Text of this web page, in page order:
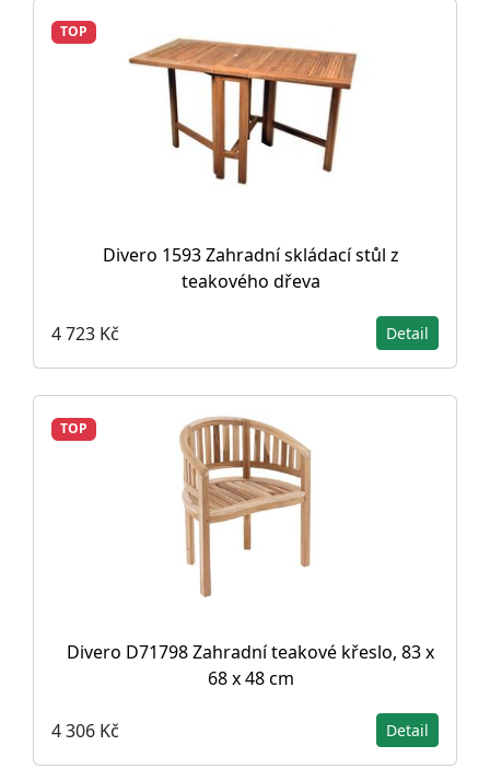
TOP
Divero 1593 Zahradní skládací stůl z
teakového dřeva
4 723 Kč Detail
TOP
Divero D71798 Zahradní teakové křeslo, 83 x
68 x 48 cm
4 306 Kč Detail